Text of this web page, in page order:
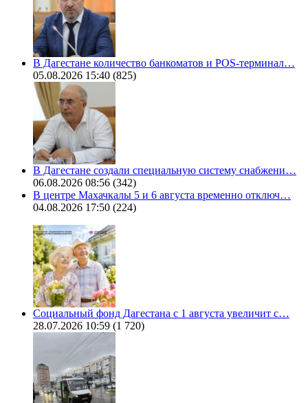
В Дагестане количество банкоматов и POS-терминал…
05.08.2026 15:40 (825)
В Дагестане создали специальную систему снабжени…
06.08.2026 08:56 (342)
В центре Махачкалы 5 и 6 августа временно отключ…
04.08.2026 17:50 (224)
Социальный фонд Дагестана с 1 августа увеличит с…
28.07.2026 10:59 (1 720)